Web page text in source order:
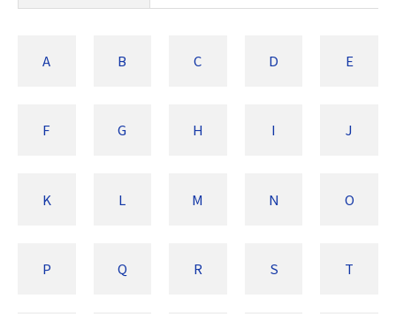
A B C D E
F G H I J
K L M N O
P Q R S T